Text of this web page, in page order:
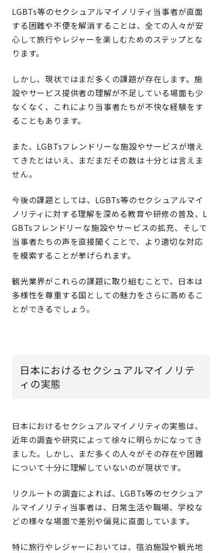
LGBTs等のセクシュアルマイノリティ当事者が直面
する困難や不便を解消することは、全ての人々が安
心して旅行やレジャーを楽しむためのステップとな
ります。
しかし、現状ではまだ多くの課題が存在します。施
設やサービス提供者の理解が不足している場面も少
なくなく、これにより当事者たちが不快な経験をす
ることもあります。
また、LGBTsフレンドリーな施設やサービスが増え
てきたとはいえ、まだまだその数は十分とは言えま
せん。
今後の課題としては、LGBTs等のセクシュアルマイ
ノリティに対する理解を深める教育や研修の普及、L
GBTsフレンドリーな施設やサービスの拡充、そして
当事者たちの声を直接聞くことで、より適切な対応
を模索することが挙げられます。
観光業界がこれらの課題に取り組むことで、日本は
多様性を尊重する国としての魅力をさらに高めるこ
とができるでしょう。
日本におけるセクシュアルマイノリテ
ィの実態
日本におけるセクシュアルマイノリティの実態は、
近年の調査や研究によって徐々に明らかになってき
ました。しかし、まだ多くの人々がその存在や困難
について十分に理解していないのが現状です。
リクルートの調査によれば、LGBTs等のセクシュア
ルマイノリティ当事者は、日常生活や職場、学校な
どの様々な場面で差別や偏見に直面しています。
特に旅行やレジャーにおいては、宿泊施設や観光地